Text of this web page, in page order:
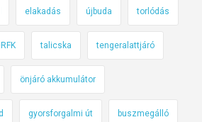
elakadás újbuda torlódás
talicska tengeralattjáró
önjáró akkumulátor
gyorsforgalmi út buszmegálló